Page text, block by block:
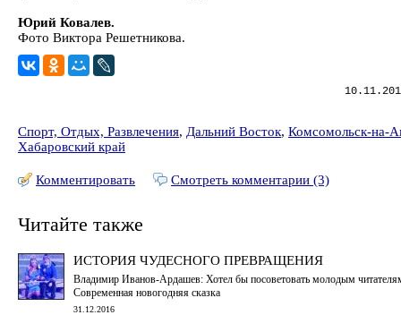
Юрий Ковалев.
Фото Виктора Решетникова.
Спорт, Отдых, Развлечения, Дальний Восток, Комсомольск-на-
Хабаровский край
Комментировать Смотреть комментарии (3)
Читайте также
ИСТОРИЯ ЧУДЕСНОГО ПРЕВРАЩЕНИЯ
Владимир Иванов-Ардашев: Хотел бы посоветовать молодым
Современная новогодняя сказка
31.12.2016